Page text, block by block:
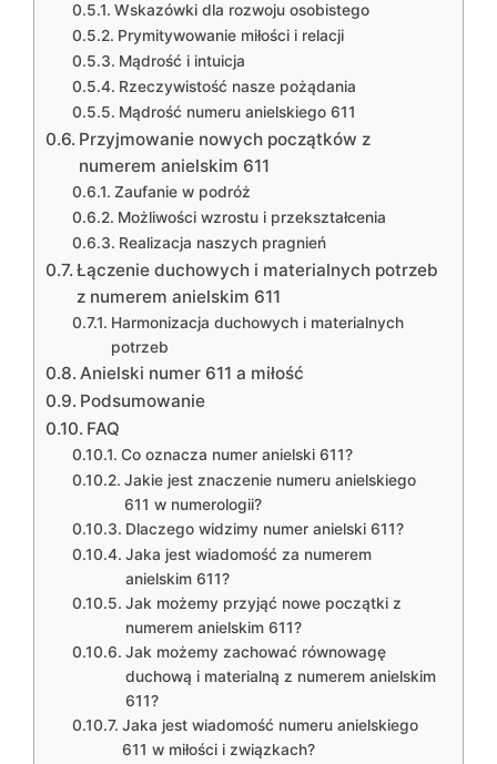
Wskazówki dla rozwoju osobistego
Prymitywowanie miłości i relacji
Mądrość i intuicja
Rzeczywistość nasze pożądania
Mądrość numeru anielskiego 611
Przyjmowanie nowych początków z
numerem anielskim 611
Zaufanie w podróż
Możliwości wzrostu i przekształcenia
Realizacja naszych pragnień
Łączenie duchowych i materialnych potrzeb
z numerem anielskim 611
Harmonizacja duchowych i materialnych
potrzeb
Anielski numer 611 a miłość
Podsumowanie
FAQ
Co oznacza numer anielski 611?
Jakie jest znaczenie numeru anielskiego
611 w numerologii?
Dlaczego widzimy numer anielski 611?
Jaka jest wiadomość za numerem
anielskim 611?
Jak możemy przyjąć nowe początki z
numerem anielskim 611?
Jak możemy zachować równowagę
duchową i materialną z numerem anielskim
611?
Jaka jest wiadomość numeru anielskiego
611 w miłości i związkach?